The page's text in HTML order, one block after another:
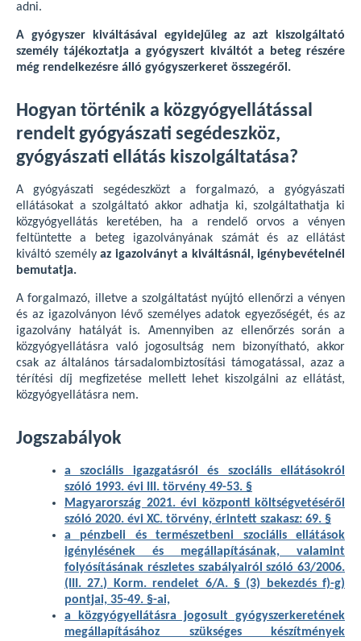
adni.
A gyógyszer kiváltásával egyidejűleg az azt kiszolgáltató
személy tájékoztatja a gyógyszert kiváltót a beteg részére
még rendelkezésre álló gyógyszerkeret összegéről.
Hogyan történik a közgyógyellátással
rendelt gyógyászati segédeszköz,
gyógyászati ellátás kiszolgáltatása?
A gyógyászati segédeszközt a forgalmazó, a gyógyászati
ellátásokat a szolgáltató akkor adhatja ki, szolgáltathatja ki
közgyógyellátás keretében, ha a rendelő orvos a vényen
feltüntette a beteg igazolványának számát és az ellátást
kiváltó személy az igazolványt a kiváltásnál, igénybevételnél
bemutatja.
A forgalmazó, illetve a szolgáltatást nyújtó ellenőrzi a vényen
és az igazolványon lévő személyes adatok egyezőségét, és az
igazolvány hatályát is. Amennyiben az ellenőrzés során a
közgyógyellátásra való jogosultság nem bizonyítható, akkor
csak az általános társadalombiztosítási támogatással, azaz a
térítési díj megfizetése mellett lehet kiszolgálni az ellátást,
közgyógyellátásra nem.
Jogszabályok
a szociális igazgatásról és szociális ellátásokról
szóló 1993. évi III. törvény 49-53. §
Magyarország 2021. évi központi költségvetéséről
szóló 2020. évi XC. törvény, érintett szakasz: 69. §
a pénzbeli és természetbeni szociális ellátások
igénylésének és megállapításának, valamint
folyósításának részletes szabályairól szóló 63/2006.
(III. 27.) Korm. rendelet 6/A. § (3) bekezdés f)-g)
pontjai, 35-49. §-ai,
a közgyógyellátásra jogosult gyógyszerkeretének
megállapításához szükséges készítmények